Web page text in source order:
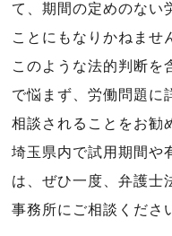
て、期間の定めのない
ことにもなりかねませ
このような法的判断を
で悩まず、労働問題に
相談されることをお勧
埼玉県内で試用期間や
は、ぜひ一度、弁護
事務所にご相談くださ